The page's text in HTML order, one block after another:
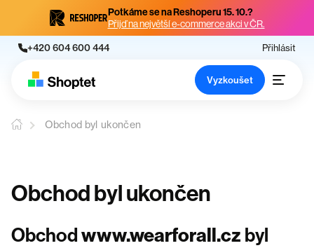
Potkáme se na Reshoperu 15. 10.?
Přijď na největší e-commerce akci v ČR.
+420 604 600 444 Přihlásit
Vyzkoušet
Obchod byl ukončen
Obchod byl ukončen
Obchodwww.wearforall.cz byl